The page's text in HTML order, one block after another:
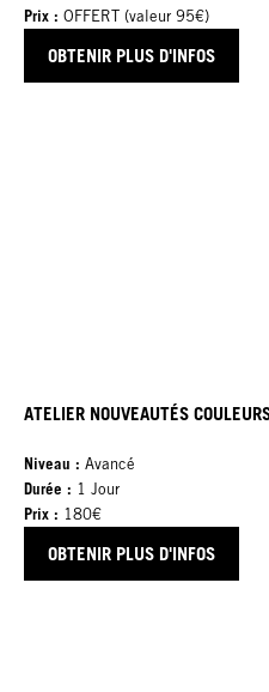
Prix : OFFERT (valeur 95€)
OBTENIR PLUS D'INFOS
ATELIER NOUVEAUTÉS
Niveau : Avancé
Durée : 1 Jour
Prix : 180€
OBTENIR PLUS D'INFOS